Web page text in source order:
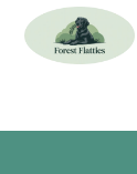
sisältöön